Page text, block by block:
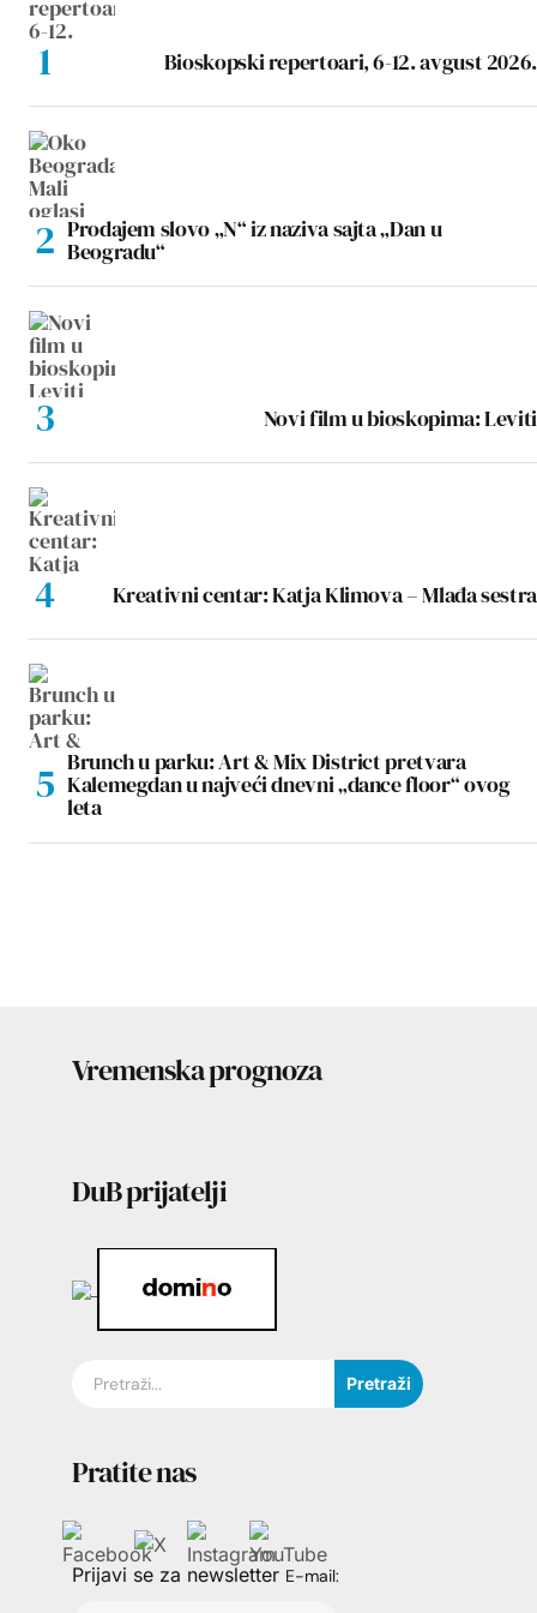
Bioskopski repertoari, 6-12. avgust 2026.
Prodajem slovo „N“ iz naziva sajta „Dan u
Beogradu“
Novi film u bioskopima: Leviti
Kreativni centar: Katja Klimova – Mlađa sestra
Brunch u parku: Art & Mix District pretvara
Kalemegdan u najveći dnevni „dance floor“ ovog
leta
Vremenska prognoza
DuB prijatelji
Pretraži
Pratite nas
Prijavi se za newsletter E-mail: